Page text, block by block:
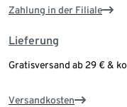
Zahlung in der Filiale
Lieferung
Gratisversand ab 29 € &
Versandkosten